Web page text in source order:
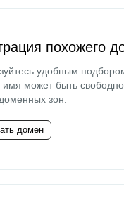
похожего
удобным
имя может быть
зон.
домен